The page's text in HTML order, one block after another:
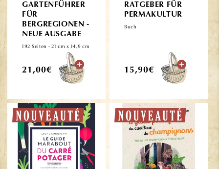
GARTENFÜHRER
FÜR
BERGREGIONEN -
NEUE AUSGABE
192 Seiten - 21 cm x 14,9 cm
Normaler
21,00€
RATGEBER FÜR
PERMAKULTUR
Buch
Normaler
15,90€